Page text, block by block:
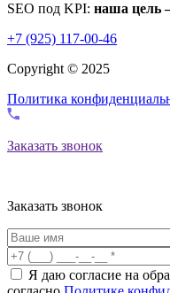
SEO под KPI: наша цель
+7 (925) 117-00-46
Copyright © 2025
Политика
Заказать звонок
Заказать звонок
Я даю согласие на